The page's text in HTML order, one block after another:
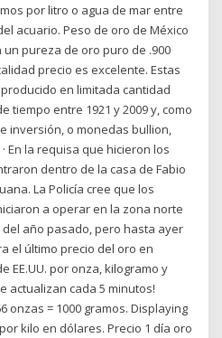
por litro o agua de mar entre
acuario. Peso de oro de México
pureza de oro puro de .900
precio es excelente. Estas
en limitada cantidad
tiempo entre 1921 y 2009 y, como
inversión, o monedas bullion,
En la requisa que hicieron los
dentro de la casa de Fabio
La Policía cree que los
a operar en la zona norte
año pasado, pero hasta ayer
el último precio del oro en
EE.UU. por onza, kilogramo y
actualizan cada 5 minutos!
onzas = 1000 gramos. Displaying
kilo en dólares. Precio 1 día oro